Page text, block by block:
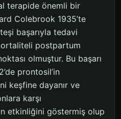
terapide önemli bir
Colebrook 1935’te
başarıyla tedavi
postpartum
olmuştur. Bu başarı
prontosil’in
keşfine dayanır ve
karşı
etkinliğini göstermiş olup